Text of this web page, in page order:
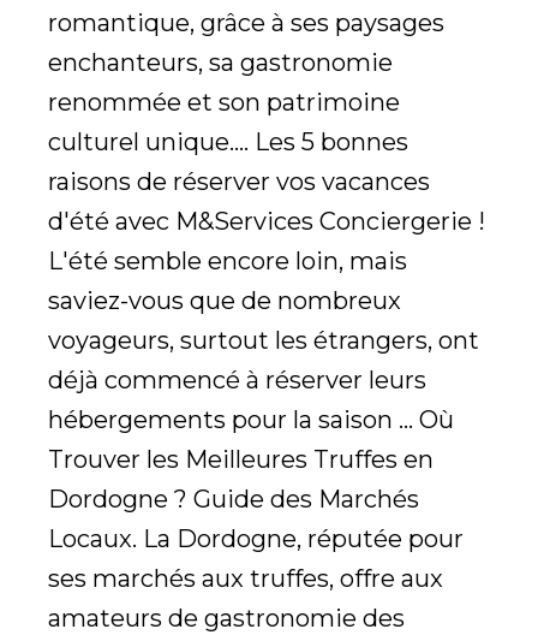
romantique, grâce à ses paysages
enchanteurs, sa gastronomie
renommée et son patrimoine
culturel unique.... Les 5 bonnes
raisons de réserver vos vacances
d'été avec M&Services Conciergerie !
L'été semble encore loin, mais
saviez-vous que de nombreux
voyageurs, surtout les étrangers, ont
déjà commencé à réserver leurs
hébergements pour la saison ... Où
Trouver les Meilleures Truffes en
Dordogne ? Guide des Marchés
Locaux. La Dordogne, réputée pour
ses marchés aux truffes, offre aux
amateurs de gastronomie des